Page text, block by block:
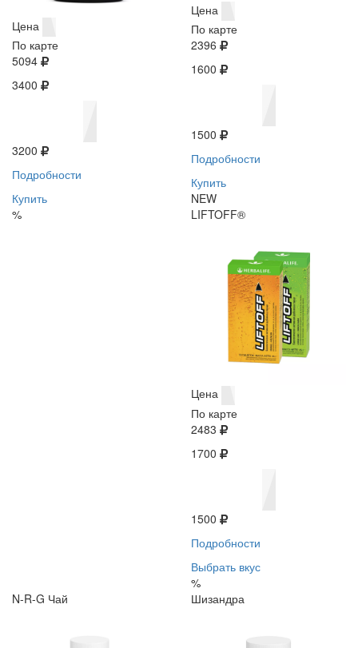
Цена
По карте
5094
3400
3200
Подробности
Купить
%
Цена
По карте
2396
1600
1500
Подробности
Купить
NEW
LIFTOFF®
Цена
По карте
2483
1700
1500
Подробности
Выбрать вкус
%
N-R-G Чай
Шизандра